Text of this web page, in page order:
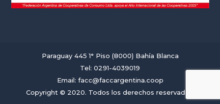
Paraguay 445 1° Piso (8000) Bahía Blanca
Tel: 0291-4039019
Email: facc@faccargentina.coop
Copyright © 2020. Todos los derechos reservados.